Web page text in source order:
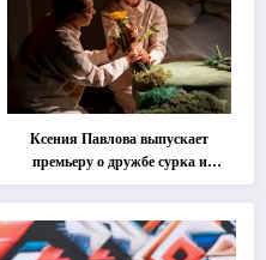
Ксения Павлова выпускает
премьеру о дружбе сурка и
одуванчика